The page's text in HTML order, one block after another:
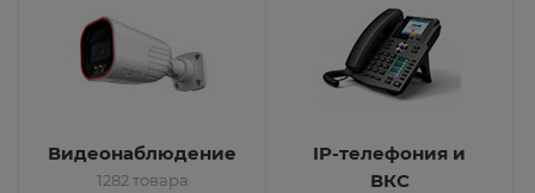
Видеонаблюдение
1282 товара
IP-телефония и
ВКС